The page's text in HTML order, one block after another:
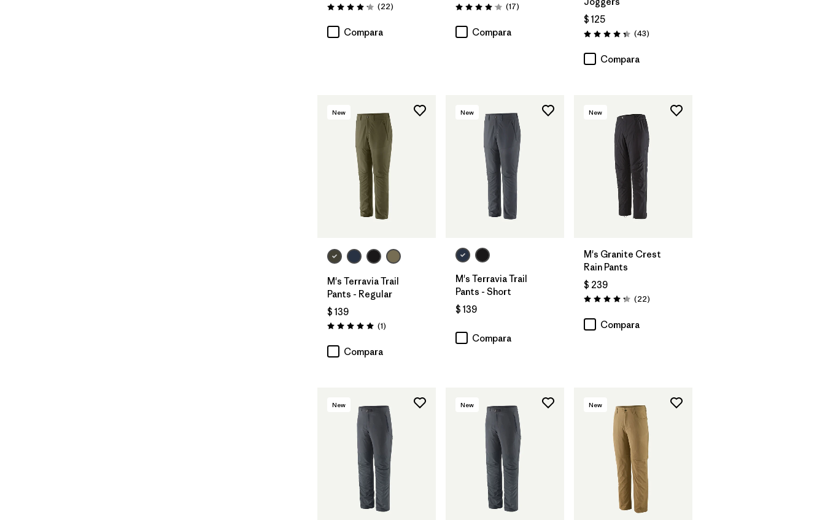
Valoración: 4.2 / 5
(22Comentarios
)
Compara
Valoración: 4.1 / 5
(17Comentarios
)
Compara
$ 125
Valoración: 4.4 / 5
(43Comentarios
)
Compara
New
M's Terravia Trail
Pants - Regular
$ 139
Valoración: 5.0 / 5
(1Comentarios
)
Compara
New
M's Terravia Trail
Pants - Short
$ 139
Compara
New
M's Granite Crest
Rain Pants
$ 239
Valoración: 4.3 / 5
(22Comentarios
)
Compara
New New New